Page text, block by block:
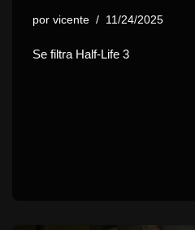
por vicente 11/24/2025
Se filtra Half-Life 3